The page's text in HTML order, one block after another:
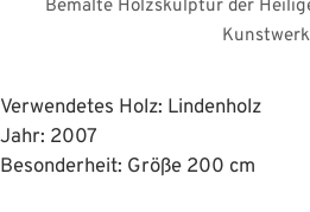
Bemalte Holzskulptur der
Kunstwerk
Verwendetes Holz: Lindenholz
Jahr: 2007
Besonderheit: Größe 200 cm